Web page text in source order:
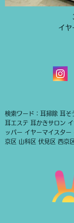
イヤ
検索ワード：耳掃除 耳そ
耳エステ 耳かきサロン
ッパー イヤーマイスタ
京区 山科区 伏見区 西京